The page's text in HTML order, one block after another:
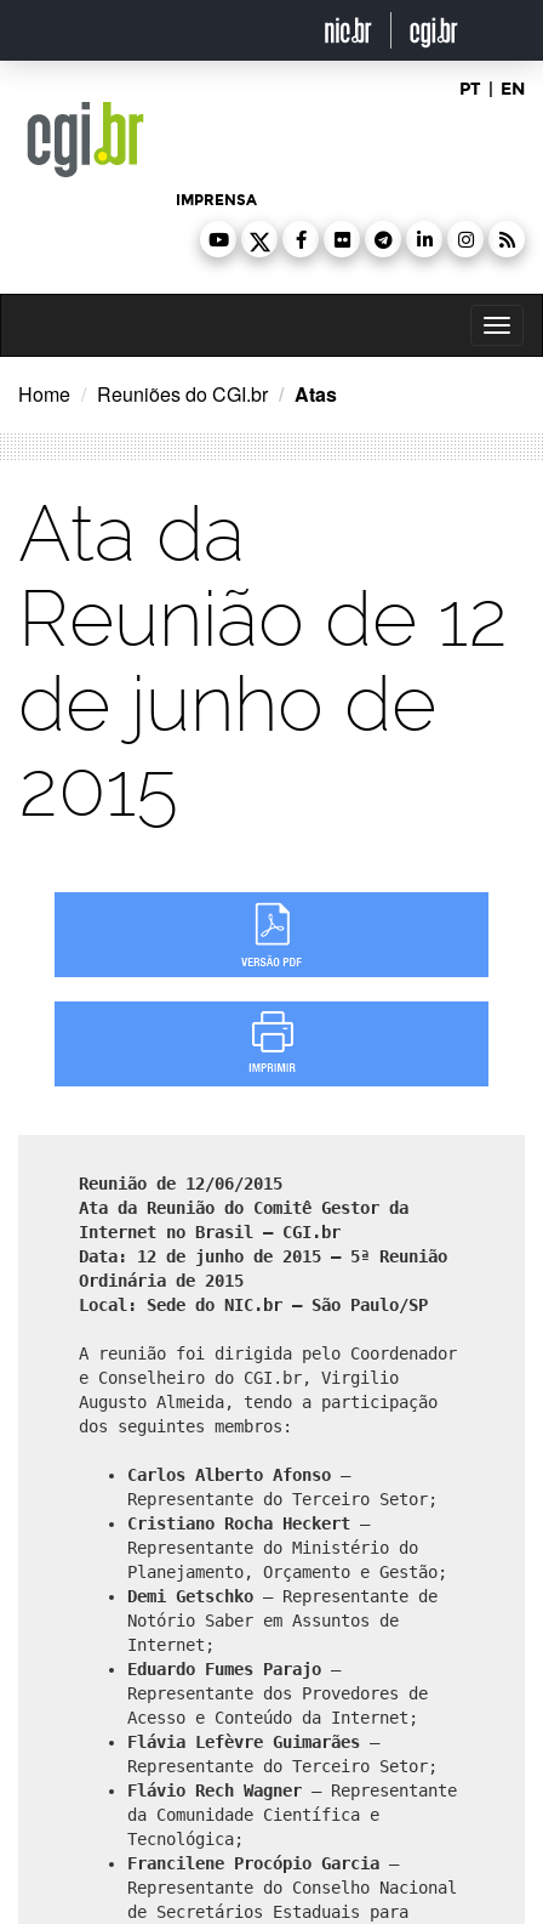
o
PT | EN
IMPRENSA
Home Reuniões do CGI.br Atas
Ata da
Reunião de 12
de junho de
2015
­­­­­Reunião de 12/06/2015
Ata da Reunião do Comitê Gestor da
Internet no Brasil – CGI.br
Data: 12 de junho de 2015 – 5ª Reunião
Ordinária de 2015
Local: Sede do NIC.br – São Paulo/SP
A reunião foi dirigida pelo Coordenador
e Conselheiro do CGI.br, Virgilio
Augusto Almeida, tendo a participação
dos seguintes membros:
Carlos Alberto Afonso –
Representante do Terceiro Setor;
Cristiano Rocha Heckert –
Representante do Ministério do
Planejamento, Orçamento e Gestão;
Demi Getschko – Representante de
Notório Saber em Assuntos de
Internet;
Eduardo Fumes Parajo –
Representante dos Provedores de
Acesso e Conteúdo da Internet;
Flávia Lefèvre Guimarães –
Representante do Terceiro Setor;
Flávio Rech Wagner – Representante
da Comunidade Científica e
Tecnológica;
Francilene Procópio Garcia –
Representante do Conselho Nacional
de Secretários Estaduais para